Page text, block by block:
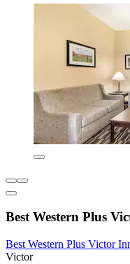
Best Western Plus
Best Western Plus Victor
Victor